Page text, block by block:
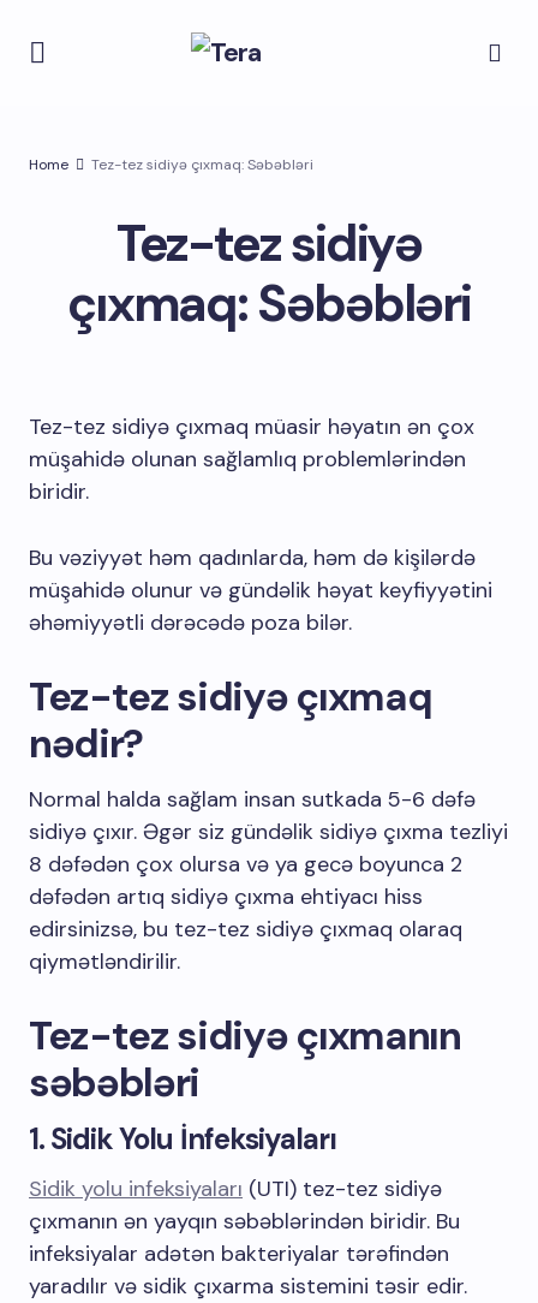
Home Tez-tez sidiyə çıxmaq: Səbəbləri
Tez-tez sidiyə
çıxmaq: Səbəbləri
Tez-tez sidiyə çıxmaq müasir həyatın ən çox
müşahidə olunan sağlamlıq problemlərindən
biridir.
Bu vəziyyət həm qadınlarda, həm də kişilərdə
müşahidə olunur və gündəlik həyat keyfiyyətini
əhəmiyyətli dərəcədə poza bilər.
Tez-tez sidiyə çıxmaq
nədir?
Normal halda sağlam insan sutkada 5-6 dəfə
sidiyə çıxır. Əgər siz gündəlik sidiyə çıxma tezliyi
8 dəfədən çox olursa və ya gecə boyunca 2
dəfədən artıq sidiyə çıxma ehtiyacı hiss
edirsinizsə, bu tez-tez sidiyə çıxmaq olaraq
qiymətləndirilir.
Tez-tez sidiyə çıxmanın
səbəbləri
1. Sidik Yolu İnfeksiyaları
Sidik yolu infeksiyaları (UTI) tez-tez sidiyə
çıxmanın ən yayqın səbəblərindən biridir. Bu
infeksiyalar adətən bakteriyalar tərəfindən
yaradılır və sidik çıxarma sistemini təsir edir.